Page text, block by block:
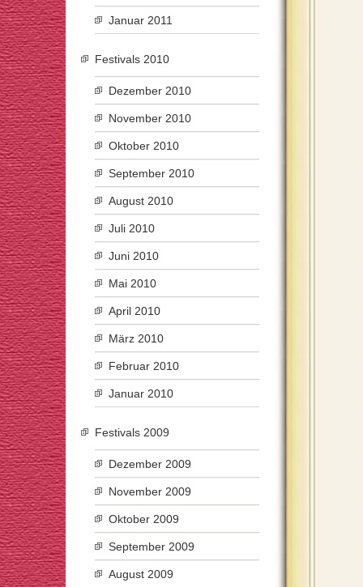
Januar 2011
Festivals 2010
Dezember 2010
November 2010
Oktober 2010
September 2010
August 2010
Juli 2010
Juni 2010
Mai 2010
April 2010
März 2010
Februar 2010
Januar 2010
Festivals 2009
Dezember 2009
November 2009
Oktober 2009
September 2009
August 2009